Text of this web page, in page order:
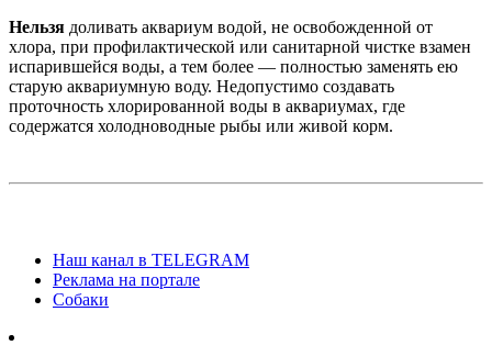
Нельзя доливать аквариум водой, не освобожденной от
хлора, при профилактической или санитарной чистке взамен
испарившейся воды, а тем более — полностью заменять ею
старую аквариумную воду. Недопустимо создавать
проточность хлорированной воды в аквариумах, где
содержатся холодноводные рыбы или живой корм.
Наш канал в TELEGRAM
Реклама на портале
Собаки